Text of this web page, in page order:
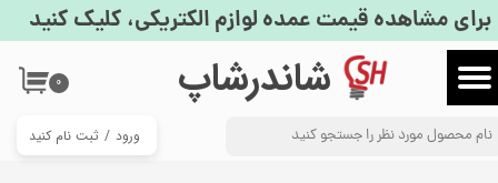
​شاندرشاپ
ورود / ثبت نام کنید
حساب کاربری من
تغییر گذر واژه
سفارشات
۰
برای مشاهده قیمت عمده لوازم الکتریکی، کلیک کنید